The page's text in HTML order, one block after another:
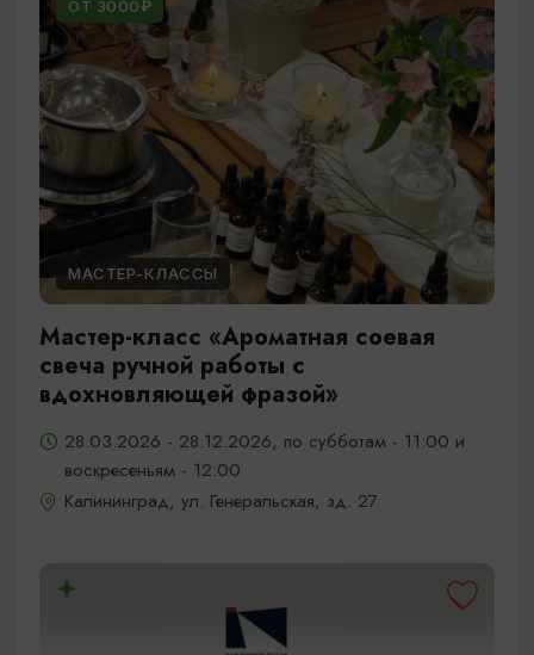
ОТ 3000₽
МАСТЕР-КЛАССЫ
Мастер-класс «Ароматная соевая
свеча ручной работы с
вдохновляющей фразой»
28.03.2026 - 28.12.2026, по субботам - 11:00 и
воскресеньям - 12:00
Калининград, ул. Генеральская, зд. 27